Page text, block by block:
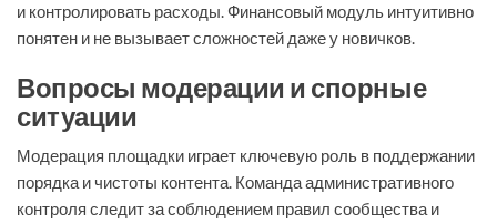
и контролировать расходы. Финансовый модуль интуитивно
понятен и не вызывает сложностей даже у новичков.
Вопросы модерации и спорные
ситуации
Модерация площадки играет ключевую роль в поддержании
порядка и чистоты контента. Команда административного
контроля следит за соблюдением правил сообщества и